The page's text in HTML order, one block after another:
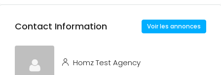
Contact Information Voir les annonces
Homz Test Agency